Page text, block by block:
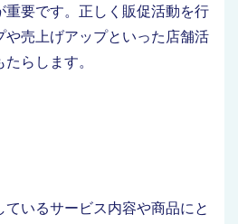
重要です。正しく販促活動を行
や売上げアップといった店舗活
らします。
いるサービス内容や商品にと